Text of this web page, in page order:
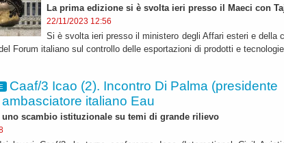
La prima edizione si è svolta ieri presso il Maeci con
22/11/2023 12:56
Si è svolta ieri presso il ministero degli Affari esteri e della
Forum italiano sul controllo delle esportazioni di prodotti e
Caaf/3 Icao (2). Incontro Di Palma (presidente
italiano Eau
uno scambio istituzionale su temi di grande rilievo